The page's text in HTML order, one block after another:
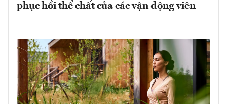
phục hồi thể chất của các vận động viên